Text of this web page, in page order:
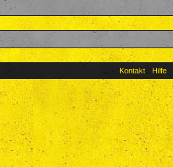
Kontakt Hilfe